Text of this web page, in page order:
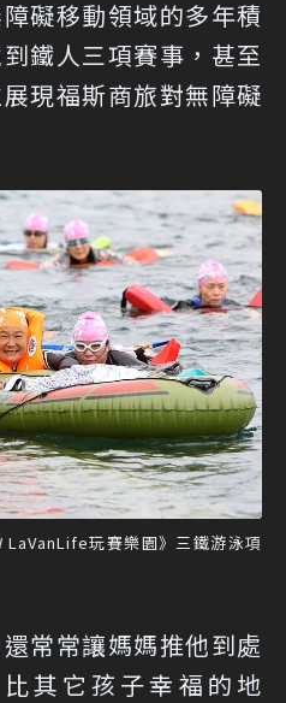
礙移動領域的多年積
鐵人三項賽事，甚至
現福斯商旅對無障礙
LaVanLife玩賽樂園》三鐵游泳項
常常讓媽媽推他到處
其它孩子幸福的地